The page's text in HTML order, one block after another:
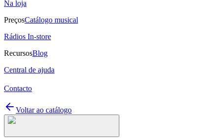
Na loja
PreçosCatálogo musical
Rádios In-store
RecursosBlog
Central de ajuda
Contacto
Voltar ao catálogo